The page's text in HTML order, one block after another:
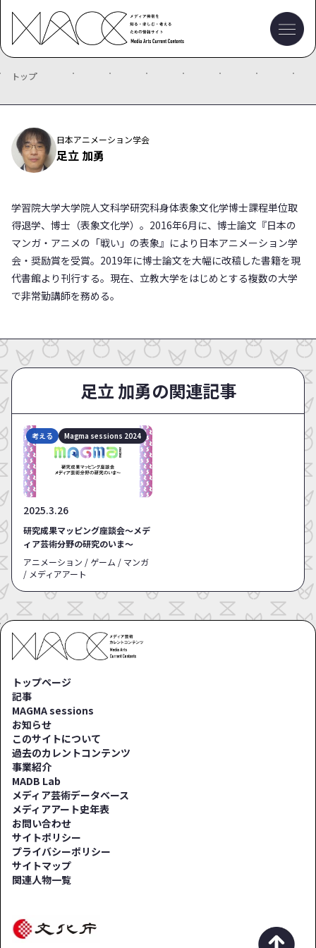
トップ
日本アニメーション学会
足立 加勇
学習院大学大学院人文科学研究科身体表象文化学博士課程単位取
得退学、博士（表象文化学）。2016年6月に、博士論文『日本の
マンガ・アニメの「戦い」の表象』により日本アニメーション学
会・奨励賞を受賞。2019年に博士論文を大幅に改稿した書籍を現
代書館より刊行する。現在、立教大学をはじめとする複数の大学
で非常勤講師を務める。
足立 加勇の関連記事
考える Magma sessions 2024
2025.3.26
研究成果マッピング座談会～メデ
ィア芸術分野の研究のいま～
アニメーション / ゲーム / マンガ
/ メディアアート
トップページ
記事
MAGMA sessions
お知らせ
このサイトについて
過去のカレントコンテンツ
事業紹介
MADB Lab
メディア芸術データベース
メディアアート史年表
お問い合わせ
サイトポリシー
プライバシーポリシー
サイトマップ
関連人物一覧